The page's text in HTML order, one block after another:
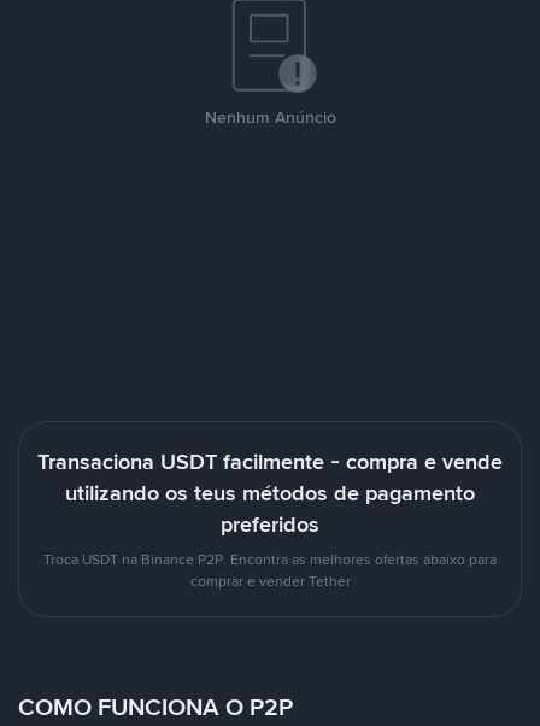
Nenhum Anúncio
Transaciona USDT facilmente - compra e vende
utilizando os teus métodos de pagamento
preferidos
Troca USDT na Binance P2P. Encontra as melhores ofertas abaixo para
comprar e vender Tether
COMO FUNCIONA O P2P